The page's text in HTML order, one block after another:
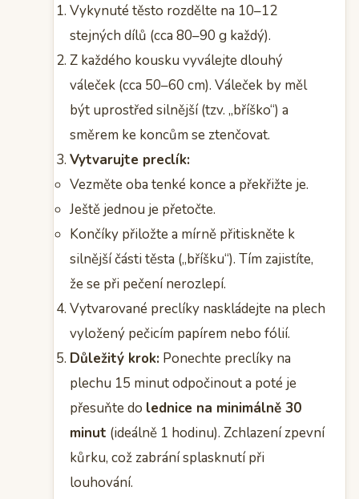
Vykynuté těsto rozdělte na 10–12
stejných dílů (cca 80–90 g každý).
Z každého kousku vyválejte dlouhý
váleček (cca 50–60 cm). Váleček by měl
být uprostřed silnější (tzv. „bříško“) a
směrem ke koncům se ztenčovat.
Vytvarujte preclík:
Vezměte oba tenké konce a překřižte je.
Ještě jednou je přetočte.
Končíky přiložte a mírně přitiskněte k
silnější části těsta („bříšku“). Tím zajistíte,
že se při pečení nerozlepí.
Vytvarované preclíky naskládejte na plech
vyložený pečicím papírem nebo fólií.
Důležitý krok: Ponechte preclíky na
plechu 15 minut odpočinout a poté je
přesuňte do lednice na minimálně 30
minut (ideálně 1 hodinu). Zchlazení zpevní
kůrku, což zabrání splasknutí při
louhování.